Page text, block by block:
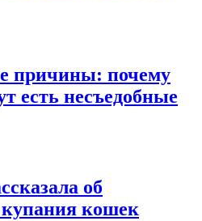
причины: почему
есть несъедобные
об
купания кошек